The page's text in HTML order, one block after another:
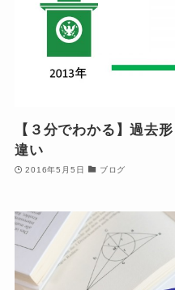
【３分でわかる】過去
違い
2016年5月5日 ブログ